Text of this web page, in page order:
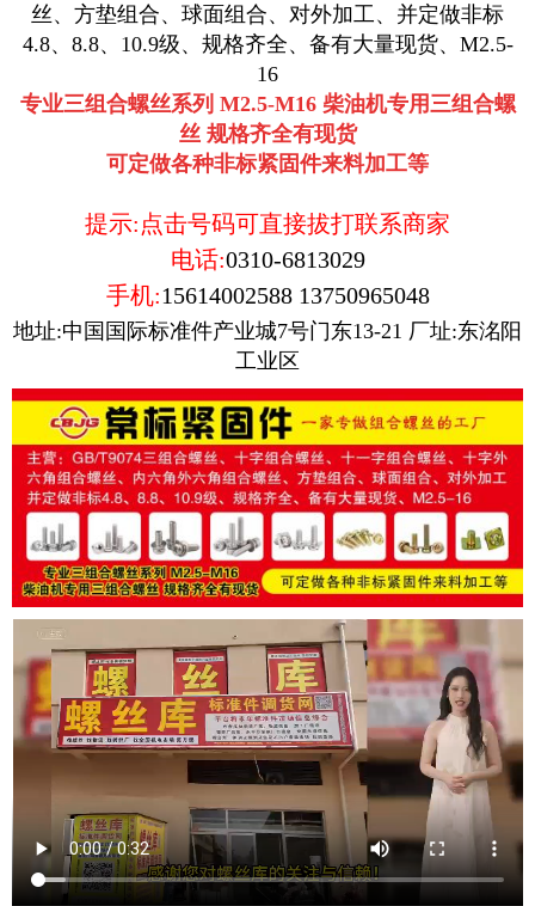
丝、方垫组合、球面组合、对外加工、并定做非标
4.8、8.8、10.9级、规格齐全、备有大量现货、M2.5-
16
专业三组合螺丝系列 M2.5-M16 柴油机专用三组合螺
丝 规格齐全有现货
可定做各种非标紧固件来料加工等
提示:点击号码可直接拔打联系商家
电话:0310-6813029
手机:15614002588 13750965048
地址:中国国际标准件产业城7号门东13-21 厂址:东洺阳
工业区